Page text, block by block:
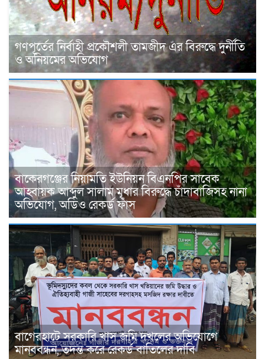
গণপূর্তের নির্বাহী প্রকৌশলী তামজীদ এর বিরুদ্ধে দুর্নীতি
ও অনিয়মের অভিযোগ
বাকেরগঞ্জের নিয়ামতি ইউনিয়ন বিএনপির সাবেক
আহ্বায়ক আব্দুল সালাম মৃধার বিরুদ্ধে চাঁদাবাজিসহ নানা
অভিযোগ, অডিও রেকর্ড ফাঁস
বাগেরহাটে সরকারি খাস জমি দখলের অভিযোগে
মানববন্ধন, তদন্ত করে রেকর্ড বাতিলের দাবি